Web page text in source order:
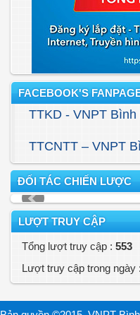
FACEBOOK'S
TTKD - VNPT
TTCNTT – VNPT
ĐỐI TÁC CHIẾN LƯỢC
LƯỢT TRUY CẬP
Tổng lượt truy cập : 553
Lượt truy cập trong ngày :